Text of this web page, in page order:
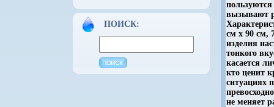
ПОИСК:
вызывают
см х 90 см,
изделия
тонкого
касается
кто ценит
ситуациях
не меняет